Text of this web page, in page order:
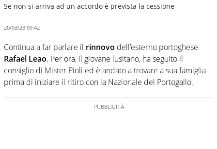
Se non si arriva ad un accordo è prevista la cessione
20/03/23 09:42
Continua a far parlare il rinnovo dell’esterno portoghese
Rafael Leao. Per ora, il giovane lusitano, ha seguito il
consiglio di Mister Pioli ed è andato a trovare a sua famiglia
prima di iniziare il ritiro con la Nazionale del Portogallo.